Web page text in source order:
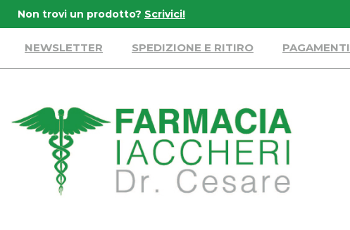
principale
Non trovi un prodotto? Scrivici!
NEWSLETTER SPEDIZIONE E RITIRO PAGAMENTI
Farmacia
Iaccheri